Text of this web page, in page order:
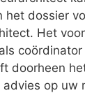
het dossier
Het
doorheen
op uw